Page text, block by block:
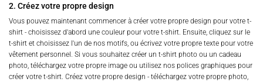
2. Créez votre propre design
Vous pouvez maintenant commencer à créer votre propre design pour votre t-
shirt - choisissez d'abord une couleur pour votre t-shirt. Ensuite, cliquez sur le
t-shirt et choisissez l'un de nos motifs, ou écrivez votre propre texte pour votre
vêtement personnel. Si vous souhaitez créer un t-shirt photo ou un cadeau
photo, téléchargez votre propre image ou utilisez nos polices graphiques pour
créer votre t-shirt. Créez votre propre design - téléchargez votre propre photo,